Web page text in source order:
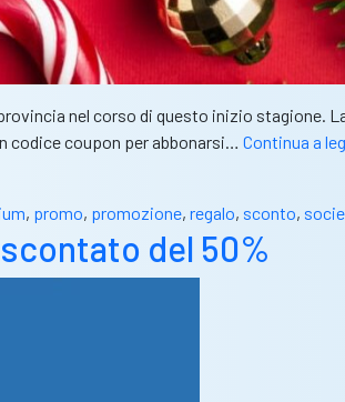
nel corso di questo inizio stagione.
codice coupon per abbonarsi… Continua a
, promo, promozione, regalo, sconto,
del 50%